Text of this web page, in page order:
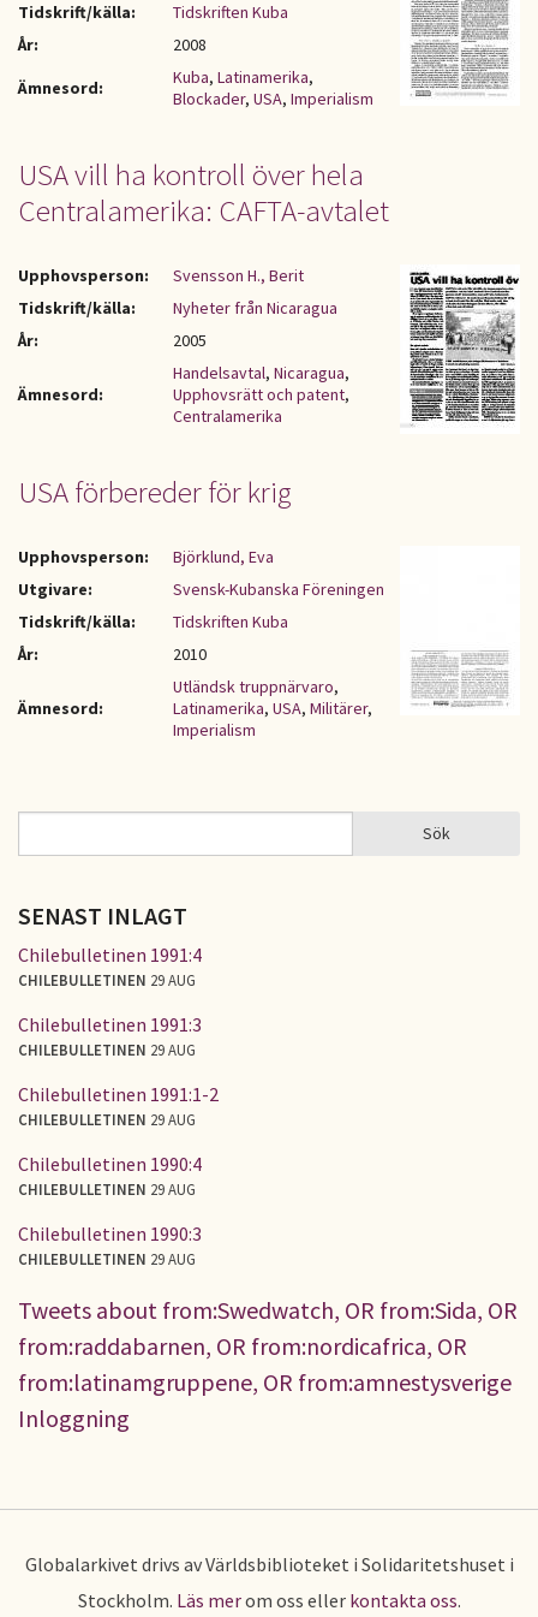
Tidskrift/källa:
Tidskriften Kuba
År:
2008
Ämnesord:
Kuba, Latinamerika,
Blockader, USA, Imperialism
USA vill ha kontroll över hela
Centralamerika: CAFTA-avtalet
Upphovsperson:
Svensson H., Berit
Tidskrift/källa:
Nyheter från Nicaragua
År:
2005
Ämnesord:
Handelsavtal, Nicaragua,
Upphovsrätt och patent,
Centralamerika
USA förbereder för krig
Upphovsperson:
Björklund, Eva
Utgivare:
Svensk-Kubanska Föreningen
Tidskrift/källa:
Tidskriften Kuba
År:
2010
Ämnesord:
Utländsk truppnärvaro,
Latinamerika, USA, Militärer,
Imperialism
SÖKFORMULÄR Sök
SENAST INLAGT
Chilebulletinen 1991:4
CHILEBULLETINEN 29 AUG
Chilebulletinen 1991:3
CHILEBULLETINEN 29 AUG
Chilebulletinen 1991:1-2
CHILEBULLETINEN 29 AUG
Chilebulletinen 1990:4
CHILEBULLETINEN 29 AUG
Chilebulletinen 1990:3
CHILEBULLETINEN 29 AUG
Tweets about from:Swedwatch, OR from:Sida, OR
from:raddabarnen, OR from:nordicafrica, OR
from:latinamgruppene, OR from:amnestysverige
Inloggning
Globalarkivet drivs av Världsbiblioteket i Solidaritetshuset i
Stockholm. Läs merom oss eller kontakta oss.